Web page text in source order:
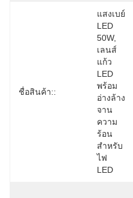
ชื่อสินค้า::
แสงเบย์
LED
50W,
เลนส์
แก้ว
LED
พร้อม
อ่างล้าง
จาน
ความ
ร้อน
สำหรับ
ไฟ
LED